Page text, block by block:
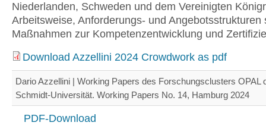
Niederlanden, Schweden und dem Vereinigten
Arbeitsweise, Anforderungs- und Angebotsstrukturen
Maßnahmen zur Kompetenzentwicklung und
Download Azzellini 2024 Crowdwork as pdf
Dario Azzellini | Working Papers des Forschungsclusters OPAL
Schmidt-Universität. Working Papers No. 14, Hamburg 2024
PDF-Download